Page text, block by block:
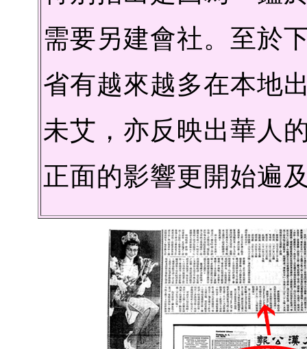
需要另建會社。至於
省有越來越多在本地
未艾，亦反映出華人
正面的影響更開始遍